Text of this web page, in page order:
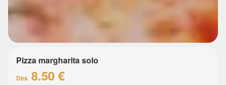
Pizza margharita solo
Dès 8.50 €